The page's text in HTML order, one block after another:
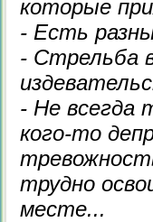
которые
- Есть
- Стрельба
- Не всегда
кого-то
трудно
месте...